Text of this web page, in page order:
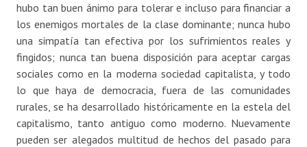
hubo tan buen ánimo para tolerar e incluso para financiar a
los enemigos mortales de la clase dominante; nunca hubo
una simpatía tan efectiva por los sufrimientos reales y
fingidos; nunca tan buena disposición para aceptar cargas
sociales como en la moderna sociedad capitalista, y todo
lo que haya de democracia, fuera de las comunidades
rurales, se ha desarrollado históricamente en la estela del
capitalismo, tanto antiguo como moderno. Nuevamente
pueden ser alegados multitud de hechos del pasado para